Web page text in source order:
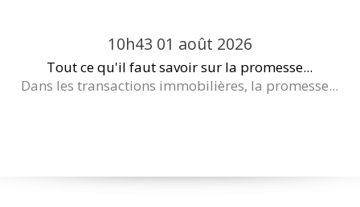
10h43 01 août 2026
Tout ce qu'il faut savoir sur la promesse...
Dans les transactions immobilières, la promesse...